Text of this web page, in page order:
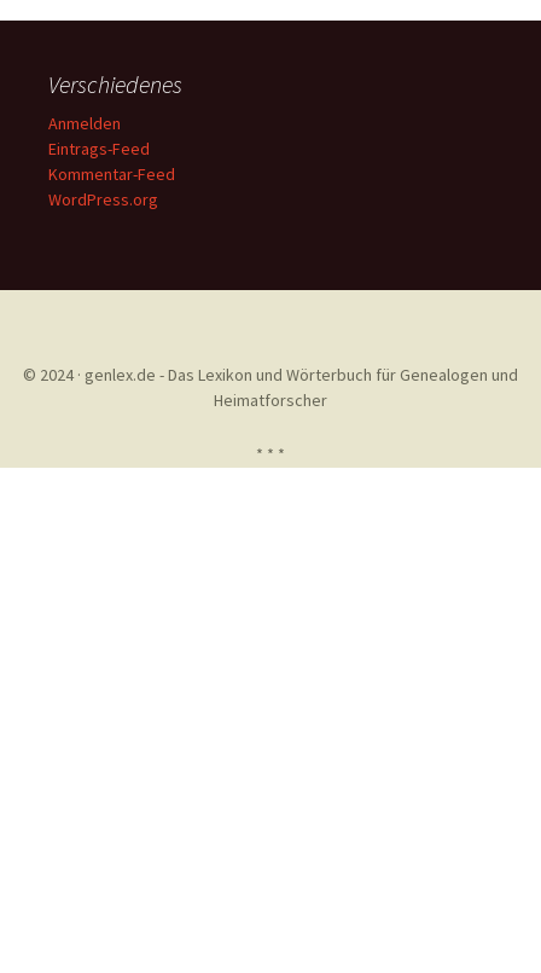
Verschiedenes
Anmelden
Eintrags-Feed
Kommentar-Feed
WordPress.org
© 2024 · genlex.de - Das Lexikon und Wörterbuch für Genealogen und
Heimatforscher
* * *